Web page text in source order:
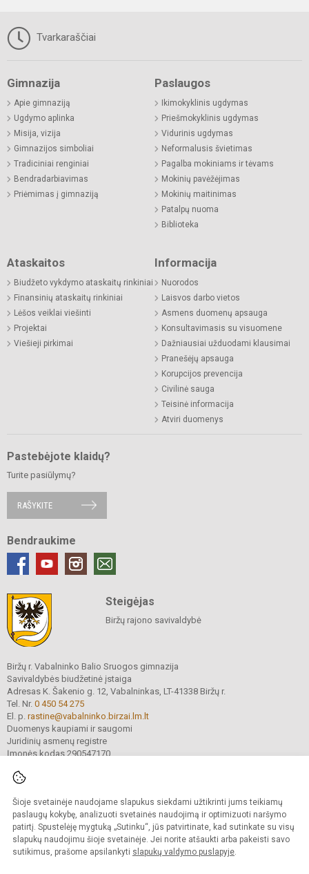
Šioje svetainėje naudojame slapukus siekdami užtikrinti jums teikiamų
paslaugų kokybę, analizuoti svetainės naudojimą ir optimizuoti naršymo
patirtį. Spustelėję mygtuką „Sutinku“, jūs patvirtinate, kad sutinkate su visų
slapukų naudojimu šioje svetainėje. Jei norite atšaukti arba pakeisti savo
sutikimus, prašome apsilankyti slapukų valdymo puslapyje.
Tvarkaraščiai
Gimnazija
Apie gimnaziją
Ugdymo aplinka
Misija, vizija
Gimnazijos simboliai
Tradiciniai renginiai
Bendradarbiavimas
Priėmimas į gimnaziją
Paslaugos
Ikimokyklinis ugdymas
Priešmokyklinis ugdymas
Vidurinis ugdymas
Neformalusis švietimas
Pagalba mokiniams ir tėvams
Mokinių pavėžėjimas
Mokinių maitinimas
Patalpų nuoma
Biblioteka
Ataskaitos
Biudžeto vykdymo ataskaitų rinkiniai
Finansinių ataskaitų rinkiniai
Lėšos veiklai viešinti
Projektai
Viešieji pirkimai
Informacija
Nuorodos
Laisvos darbo vietos
Asmens duomenų apsauga
Konsultavimasis su visuomene
Dažniausiai užduodami klausimai
Pranešėjų apsauga
Korupcijos prevencija
Civilinė sauga
Teisinė informacija
Atviri duomenys
Pastebėjote klaidų?
Turite pasiūlymų?
RAŠYKITE
Bendraukime
Steigėjas
Biržų rajono savivaldybė
Biržų r. Vabalninko Balio Sruogos gimnazija
Savivaldybės biudžetinė įstaiga
Adresas K. Šakenio g. 12, Vabalninkas, LT-41338 Biržų r.
Tel. Nr. 0 450 54 275
El. p. rastine@vabalninko.birzai.lm.lt
Duomenys kaupiami ir saugomi
Juridinių asmenų registre
Įmonės kodas 290547170
© 2025. Biržų r. Vabalninko Balio Sruogos gimnazija. Visos teisės saugomos.
Kopijuoti turinį be raštiško įstaigos administracijos sutikimo griežtai draudžiama.
Prieinamumo paraiška Slapukų valdymas
Sumanus būdas atnaujinti